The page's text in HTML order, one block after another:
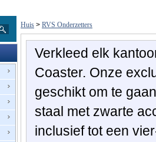
Huis > RVS Onderzetters
Verkleed elk
Coaster. Onze
geschikt om te
staal met zwarte
inclusief tot een